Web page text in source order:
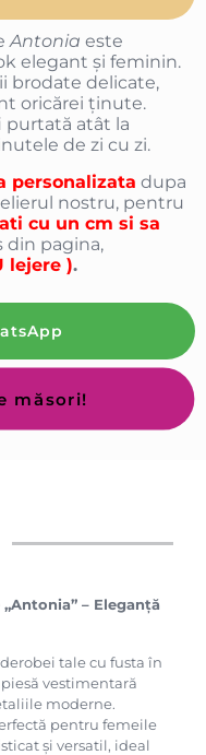
Antonia este
elegant și feminin.
brodate delicate,
oricărei ținute.
purtată atât la
de zi cu zi.
personalizata dupa
nostru, pentru
cu un cm si sa
din pagina,
lejere ).
măsori!
– Eleganță
tale cu fusta în
piesă vestimentară
moderne.
pentru femeile
și versatil, ideal